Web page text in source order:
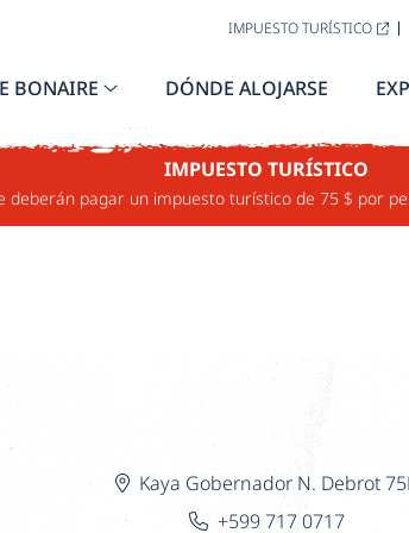
IMPUESTO TURÍSTICO
BONAIRE DÓNDE ALOJARSE
IMPUESTO TURÍSTICO
deberán pagar un impuesto turístico de 75 $ por
& BAR
Kaya Gobernador N. Debrot
+599 717 0717